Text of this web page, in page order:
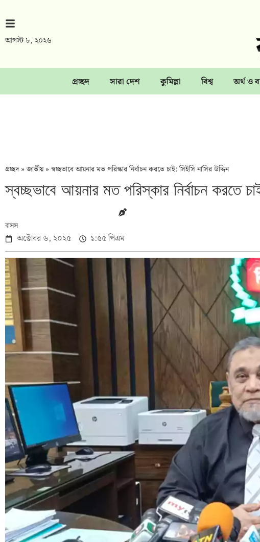
আগস্ট ৮, ২০২৬
প্রচ্ছদ সারা দেশ কুমিল্লা বিশ্ব অর্থ ও
প্রচ্ছদ»জাতীয়»স্বচ্ছভাবে আয়নার মত পরিস্কার নির্বাচন করতে চাই: সিইসি নাসির উদ্দিন
স্বচ্ছভাবে আয়নার মত পরিস্কার নির্বাচন করতে
বাসস
অক্টোবর ৬, ২০২৫ ১:৫৫ পিএম